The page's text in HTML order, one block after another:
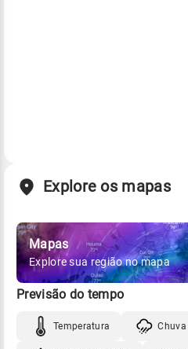
Explore os mapas
Mapas
Explore sua região no mapa
Previsão do tempo
Temperatura Chuva